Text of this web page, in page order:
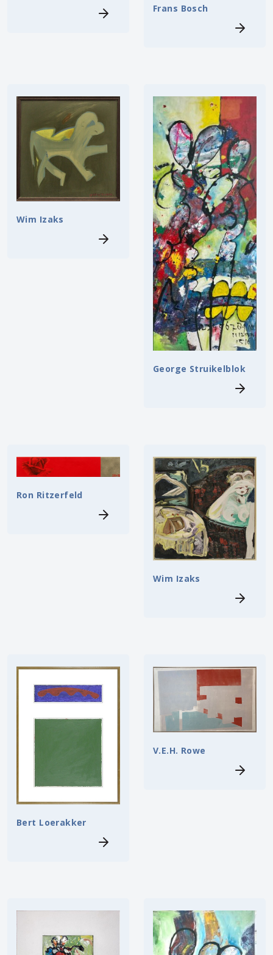
Frans Bosch
Wim Izaks
George Struikelblok
Ron Ritzerfeld
Wim Izaks
Bert Loerakker
V.E.H. Rowe